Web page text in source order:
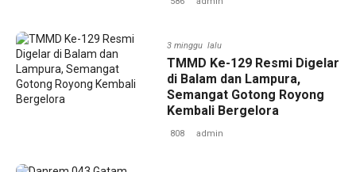
3 minggu lalu
TMMD Ke-129 Resmi Digelar
di Balam dan Lampura,
Semangat Gotong Royong
Kembali Bergelora
808 admin